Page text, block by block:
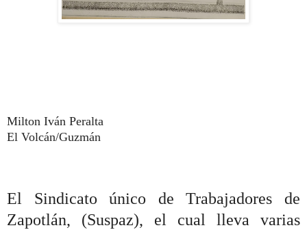
Milton Iván Peralta
El Volcán/Guzmán
El Sindicato único de Trabajadores de
Zapotlán, (Suspaz), el cual lleva varias